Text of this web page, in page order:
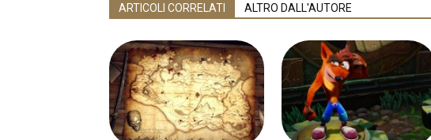
ARTICOLI CORRELATI ALTRO DALL'AUTORE